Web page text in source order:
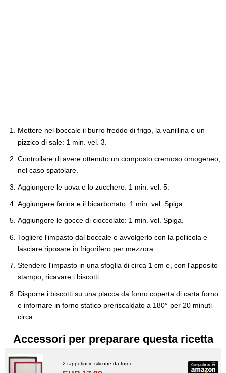
Mettere nel boccale il burro freddo di frigo, la vanillina e un
pizzico di sale: 1 min. vel. 3.
Controllare di avere ottenuto un composto cremoso omogeneo,
nel caso spatolare.
Aggiungere le uova e lo zucchero: 1 min. vel. 5.
Aggiungere farina e il bicarbonato: 1 min. vel. Spiga.
Aggiungere le gocce di cioccolato: 1 min. vel. Spiga.
Togliere l'impasto dal boccale e avvolgerlo con la pellicola e
lasciare riposare in frigorifero per mezzora.
Stendere l'impasto in una sfoglia di circa 1 cm e, con l'apposito
stampo, ricavare i biscotti.
Disporre i biscotti su una placca da forno coperta di carta forno
e infornare in forno statico preriscaldato a 180° per 20 minuti
circa.
Accessori per preparare questa ricetta
2 tappetini in silicone da forno